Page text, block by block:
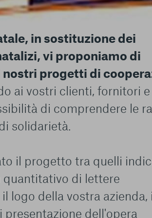
del funzionamento
l’esperienza di
i nostri
e sarà
salvo i Cookie
È importante tenere
sulla
scelte”, la
selezionata
in sostituzione dei
vi proponiamo di
nostri progetti di
ai vostri clienti, fornitori e
di comprendere le
solidarietà.
il progetto tra quelli
quantitativo di lettere
logo della vostra azienda,
dell'opera